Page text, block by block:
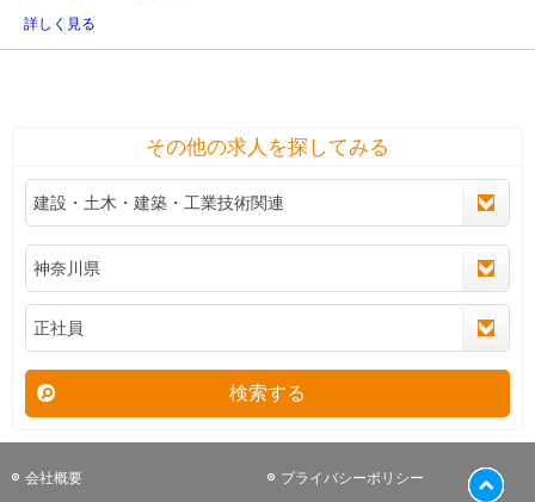
詳しく見る
その他の求人を探してみる
検索する
会社概要 プライバシーポリシー